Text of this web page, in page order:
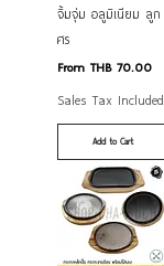
จิ้มจุ่ม อลูมิเนียม ลูก
ศร
From THB 70.00
Sale Price
Sales Tax Included
Add to Cart